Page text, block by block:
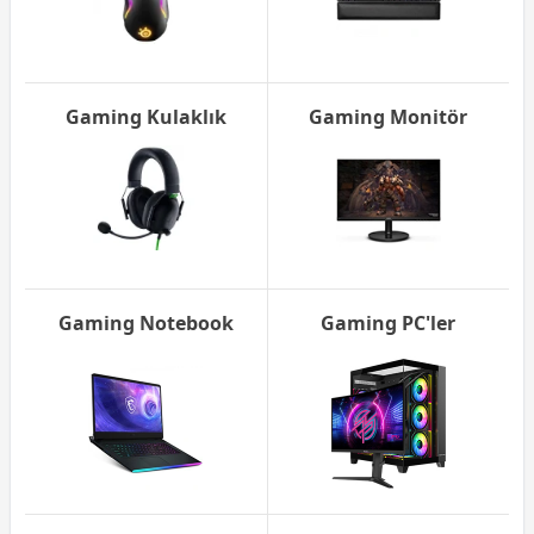
Gaming Kulaklık Gaming Monitör
Gaming Notebook Gaming PC'ler